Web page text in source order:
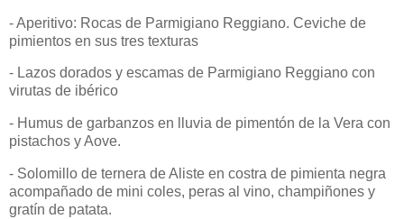
- Aperitivo: Rocas de Parmigiano Reggiano. Ceviche de
pimientos en sus tres texturas
- Lazos dorados y escamas de Parmigiano Reggiano con
virutas de ibérico
- Humus de garbanzos en lluvia de pimentón de la Vera con
pistachos y Aove.
- Solomillo de ternera de Aliste en costra de pimienta negra
acompañado de mini coles, peras al vino, champiñones y
gratín de patata.